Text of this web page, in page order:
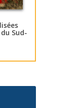
Sud-